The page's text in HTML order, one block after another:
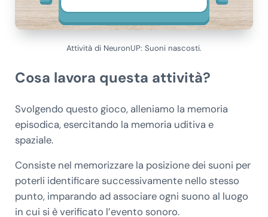
Attività di NeuronUP: Suoni nascosti.
Cosa lavora questa attività?
Svolgendo questo gioco, alleniamo la memoria
episodica, esercitando la memoria uditiva e
spaziale.
Consiste nel memorizzare la posizione dei suoni per
poterli identificare successivamente nello stesso
punto, imparando ad associare ogni suono al luogo
in cui si è verificato l’evento sonoro.